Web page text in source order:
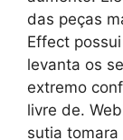
das peças
Effect
levanta os
extremo
livre de.
sutia tomara